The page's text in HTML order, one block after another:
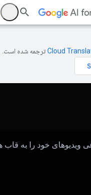
ترجمه شده است.
خود را به قاب